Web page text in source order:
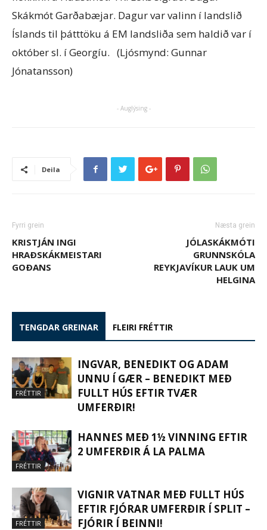
Skákmót Garðabæjar. Dagur var valinn í landslið
Íslands til þátttöku á EM landsliða sem haldið var í
október sl. í Georgíu. (Ljósmynd: Gunnar
Jónatansson)
- Auglýsing -
Deila
Fyrri grein
KRISTJÁN INGI
HRAÐSKÁKMEISTARI
GOÐANS
Næsta grein
JÓLASKÁKMÓTI
GRUNNSKÓLA
REYKJAVÍKUR LAUK UM
HELGINA
TENGDAR GREINAR FLEIRI FRÉTTIR
FRÉTTIR
INGVAR, BENEDIKT OG ADAM
UNNU Í GÆR – BENEDIKT MEÐ
FULLT HÚS EFTIR TVÆR
UMFERÐIR!
FRÉTTIR
HANNES MEÐ 1½ VINNING EFTIR
2 UMFERÐIR Á LA PALMA
FRÉTTIR
VIGNIR VATNAR MEÐ FULLT HÚS
EFTIR FJÓRAR UMFERÐIR Í SPLIT –
FJÓRIR Í BEINNI!